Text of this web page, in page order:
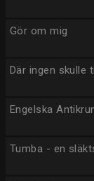
Gör om mig
Där ingen skulle
Engelska
Tumba - en